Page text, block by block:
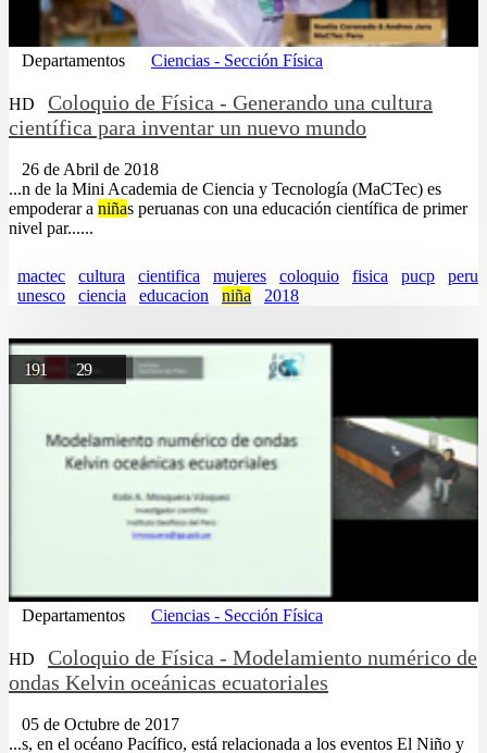
Departamentos Ciencias - Sección Física
HD
Coloquio de Física - Generando una cultura
científica para inventar un nuevo mundo
26 de Abril de 2018
...n de la Mini Academia de Ciencia y Tecnología (MaCTec) es
empoderar a niñas peruanas con una educación científica de primer
nivel par......
mactec cultura cientifica mujeres coloquio fisica pucp
peru
unesco
ciencia educacion niña 2018
191 29
Departamentos Ciencias - Sección Física
HD
Coloquio de Física - Modelamiento numérico de
ondas Kelvin oceánicas ecuatoriales
05 de Octubre de 2017
...s, en el océano Pacífico, está relacionada a los eventos El Niño y